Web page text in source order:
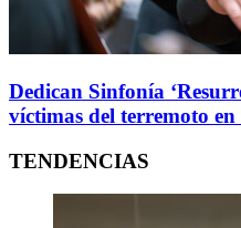
Dedican Sinfonía
víctimas del terremoto en
TENDENCIAS